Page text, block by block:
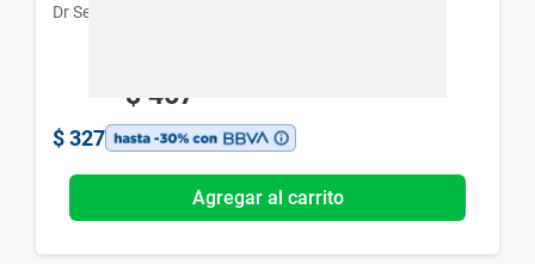
Dr Selby
$ 467
$ 327
Agregar al carrito